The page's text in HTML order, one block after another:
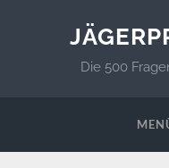
Die 500